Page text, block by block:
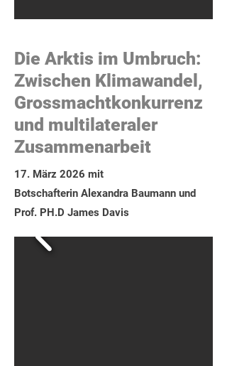
Die Arktis im Umbruch:
Zwischen Klimawandel,
Grossmachtkonkurrenz
und multilateraler
Zusammenarbeit
17. März 2026 mit
Botschafterin Alexandra Baumann und
Prof. PH.D James Davis